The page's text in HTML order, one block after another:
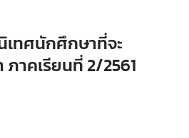
เทศนักศึกษาที่จะ
ภาคเรียนที่ 2/2561